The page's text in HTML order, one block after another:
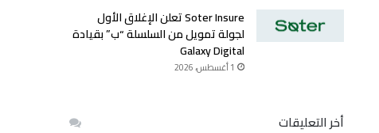
Soter Insure تعلن الإغلاق الأول
لجولة تمويل من السلسلة “ب” بقيادة
Galaxy Digital
1 أغسطس، 2026
أخر التعليقات